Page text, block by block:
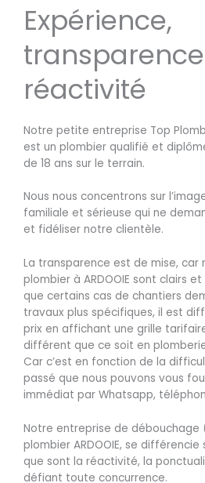
Expérience,
réactivité
Notre petite entreprise Top
est un plombier qualifié et
de 18 ans sur le terrain.
Nous nous concentrons sur
familiale et sérieuse qui ne
et fidéliser notre clientèle.
La transparence est de mise, car
plombier à ARDOOIE sont clairs et
que certains cas de chantiers
travaux plus spécifiques, il est
prix en affichant une grille
différent que ce soit en
Car c’est en fonction de la
passé que nous pouvons vous
immédiat par Whatsapp,
Notre entreprise de débouchage
plombier ARDOOIE, se
que sont la réactivité, la
défiant toute concurrence.